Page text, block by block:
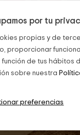
por tu
propias y de
proporcionar
de tus hábitos
sobre nuestra
preferencias